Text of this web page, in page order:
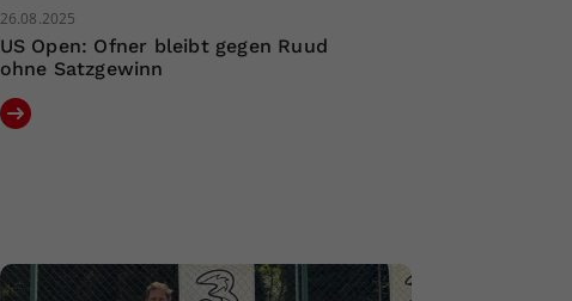
26.08.2025
US Open: Ofner bleibt gegen Ruud
ohne Satzgewinn